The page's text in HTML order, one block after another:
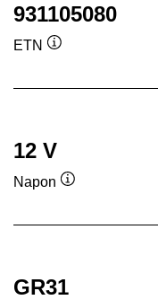
931105080
ETN
12 V
Napon
GR31